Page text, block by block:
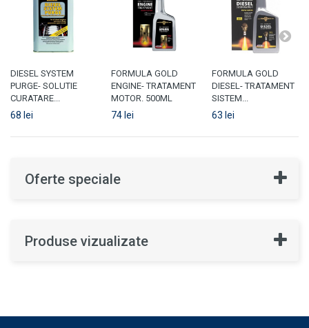
DIESEL SYSTEM
PURGE- SOLUTIE
CURATARE...
68 lei
FORMULA GOLD
ENGINE- TRATAMENT
MOTOR. 500ML
74 lei
FORMULA GOLD
DIESEL- TRATAMENT
SISTEM...
63 lei
Oferte speciale
Produse vizualizate